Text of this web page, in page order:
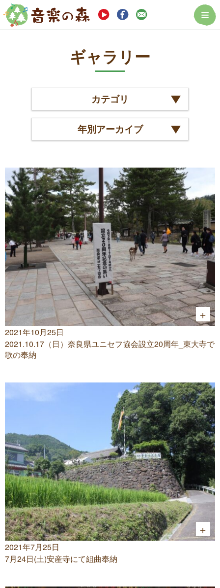
まつぼっくり音
ギャラリー
カテゴリ
年別アーカイブ
2021年10月25日
2021.10.17（日）奈良県ユニセフ協会設立20周年_東大寺で
歌の奉納
2021年7月25日
7月24日(土)安産寺にて組曲奉納